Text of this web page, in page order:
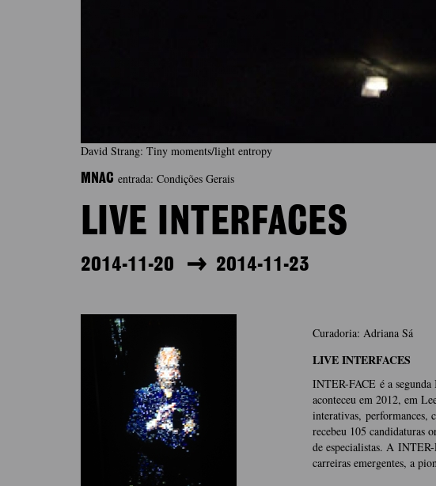
David Strang: Tiny moments/light entropy
MNAC entrada: Condições Gerais
LIVE INTERFACES
2014-11-20 2014-11-23
Curadoria: Adriana Sá
LIVE INTERFACES
INTER-FACE é a
aconteceu em 2012, em
interativas, performances,
recebeu 105 candidaturas
de especialistas. A
carreiras emergentes, a